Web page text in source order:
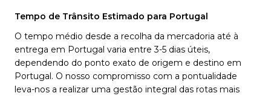
Tempo de Trânsito Estimado para Portugal
O tempo médio desde a recolha da mercadoria até à
entrega em Portugal varia entre 3-5 dias úteis,
dependendo do ponto exato de origem e destino em
Portugal. O nosso compromisso com a pontualidade
leva-nos a realizar uma gestão integral das rotas mais